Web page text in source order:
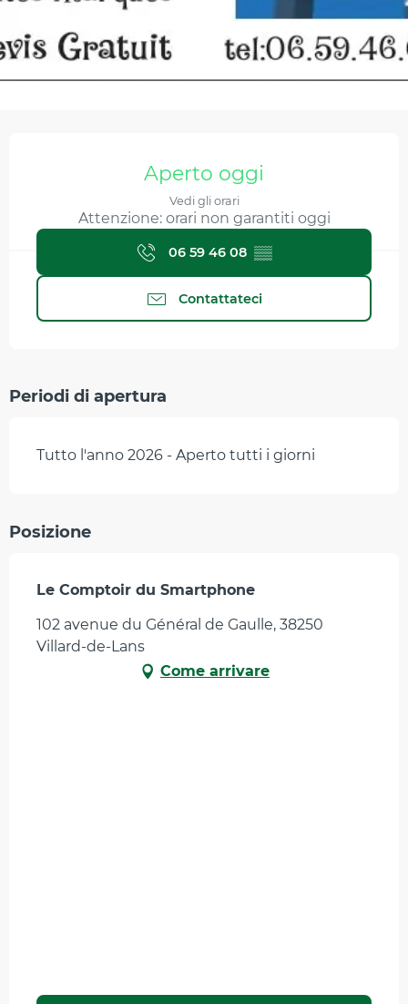
Orari e contattiAperto oggi
Vedi gli orari
Attenzione: orari non garantiti oggi
06 59 46 08 ▒▒
Contattateci
Periodi di apertura
Tutto l'anno 2026 - Aperto tutti i giorni
Posizione
Le Comptoir du Smartphone
102 avenue du Général de Gaulle, 38250
Villard-de-Lans
Come arrivare